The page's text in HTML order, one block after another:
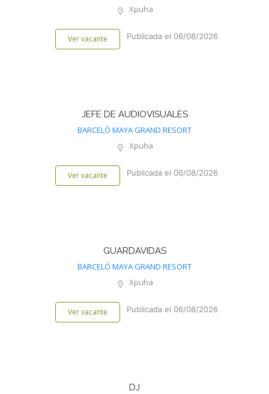
Xpuha
Ver vacante Publicada el 06/08/2026
JEFE DE AUDIOVISUALES
BARCELÓ MAYA GRAND RESORT
Xpuha
Ver vacante Publicada el 06/08/2026
GUARDAVIDAS
BARCELÓ MAYA GRAND RESORT
Xpuha
Ver vacante Publicada el 06/08/2026
DJ